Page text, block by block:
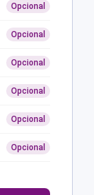
Opcional
Opcional
Opcional
Opcional
Opcional
Opcional